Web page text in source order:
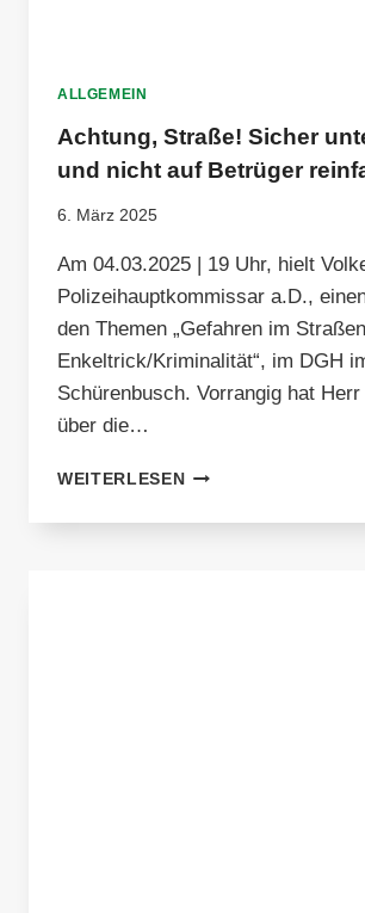
ALLGEMEIN
Achtung, Straße! Sicher
und nicht auf Betrüger
6. März 2025
Am 04.03.2025 | 19 Uhr, hielt
Polizeihauptkommissar a.D.,
den Themen „Gefahren im
Enkeltrick/Kriminalität“, im DGH
Schürenbusch. Vorrangig hat
über die…
WEITERLESENACHTUNG,
ICHER U